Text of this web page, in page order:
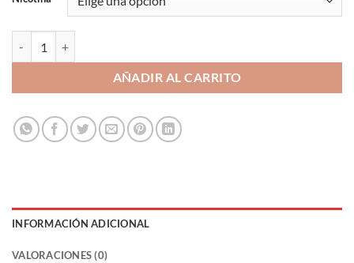
AÑADIR AL CARRITO
INFORMACIÓN ADICIONAL
VALORACIONES (0)